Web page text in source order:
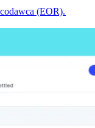
(EOR).​​